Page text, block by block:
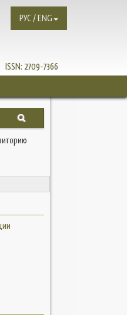
ISSN: 2709-7366
РУС / ENG